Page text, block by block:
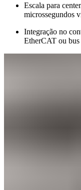
Escala para
microssegundos
Integração no
EtherCAT ou